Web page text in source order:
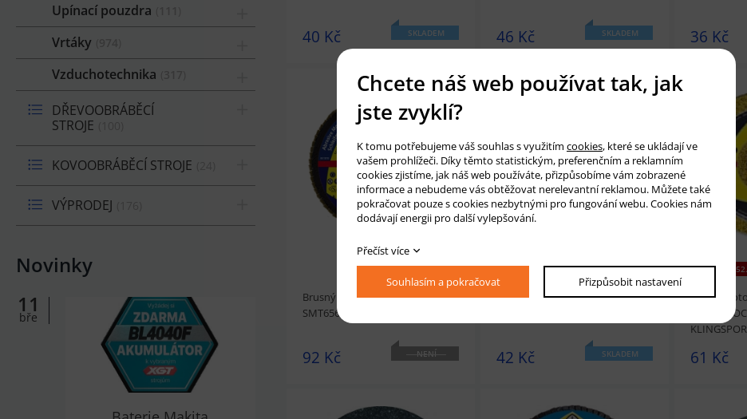
Upínací pouzdra
Vrtáky
Vzduchotechnika
DŘEVOOBRÁBĚCÍ
STROJE
KOVOOBRÁBĚCÍ STROJE
VÝPRODEJ
Novinky
11
bře
40 Kč SKLADEM
prohlédnoutPřidat do košíku
46 Kč SKLADEM
prohlédnoutPřidat do košíku
36 Kč
Brusný kotouč 125x6x22 P 80
SMT656 KLINGSPOR
92 Kč
NENÍ
UŠETŘÍTE 35.09 KČ
Brusný kotouč 125x6x22,23 A 24
42 Kč SKLADEM
UŠETŘÍTE
Brusný
Extra X-
KLINGSPOR
61 Kč
Chcete náš web používat tak, jak
jste zvyklí?
K tomu potřebujeme váš souhlas s využitím cookies, které se ukládají ve
vašem prohlížeči. Díky těmto statistickým, preferenčním a reklamním
cookies zjistíme, jak náš web používáte, přizpůsobíme vám zobrazené
informace a nebudeme vás obtěžovat nerelevantní reklamou. Můžete také
pokračovat pouze s cookies nezbytnými pro fungování webu. Cookies nám
dodávají energii pro další vylepšování.
Přečíst více
Souhlasím a pokračovat Přizpůsobit nastavení